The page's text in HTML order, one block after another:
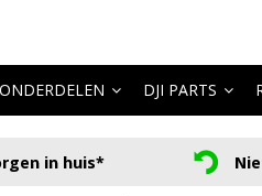
ONDERDELEN DJI PARTS
in huis*